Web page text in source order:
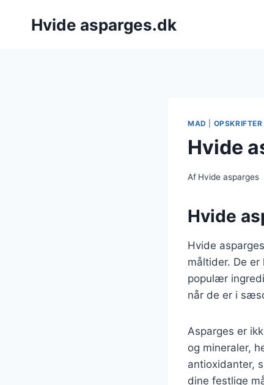
Hvide asparges.dk
MAD OPSKRIFTER
Hvide
Af Hvide asparges
Hvide
Hvide
måltider. De
populær
når de er i
Asparges er
og mineraler,
antioxidanter,
dine festlige